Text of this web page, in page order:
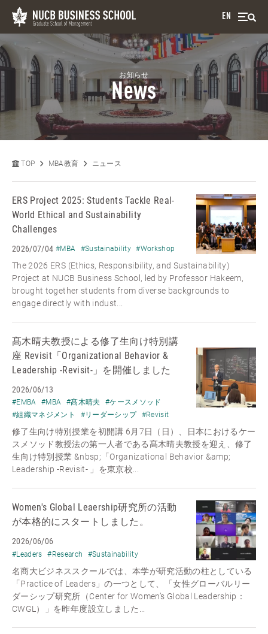
EN
お知らせ
News
TOP MBA教育 ニュース
ERS Project 2025: Students Tackle Real-
World Ethical and Sustainability
Challenges
2026/07/04 #MBA #Sustainability #Workshop
The 2026 ERS (Ethics, Responsibility, and Sustainability)
Project at NUCB Business School, led by Professor Hakeem,
brought together students from diverse backgrounds to
engage directly with indust...
髙木晴夫教授による修了生向け特別講
座 Revisit「Organizational Behavior &
Leadership -Revisit-」を開催しました
2026/06/13
#EMBA #MBA #髙木晴夫
#ケースメソッド
#組織マネジメント
#リーダーシップ #Revisit
修了生向け特別授業を初開講 6月7日（日）、日本におけるケー
スメソッド教授法の第一人者である髙木晴夫教授を迎え、修了
生向け特別授業 &nbsp;「Organizational Behavior &amp;
Leadership -Revisit- 」を東京校...
Women's Global Leaership研究所の活動
が本格的にスタートしました。
2026/06/06
#Leaders #Research #Sustainability
名商大ビジネススクールでは、本学が研究活動の柱としている
「Practice of Leaders」の一つとして、「女性グローバルリー
ダーシップ研究所（Center for Women’s Global Leadership：
CWGL）」を昨年度設立しました...